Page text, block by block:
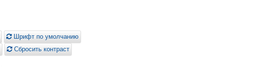
Шрифт по умолчанию
Сбросить контраст